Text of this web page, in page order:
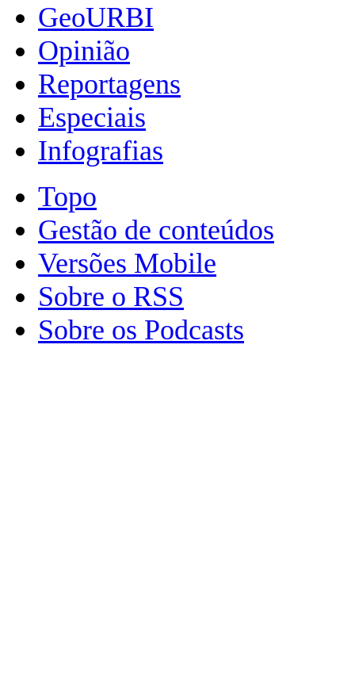
GeoURBI
Opinião
Reportagens
Especiais
Infografias
Topo
Gestão de conteúdos
Versões Mobile
Sobre o RSS
Sobre os Podcasts